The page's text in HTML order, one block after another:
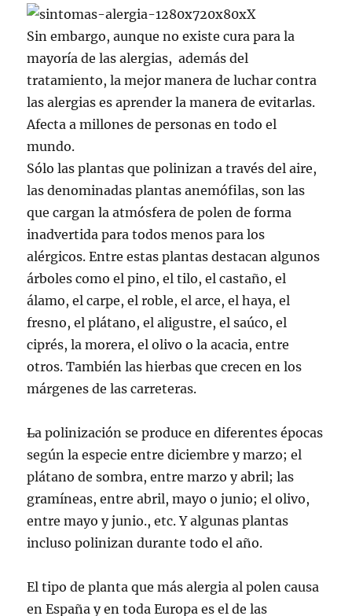
Sin embargo, aunque no existe cura para la
mayoría de las alergias, además del
tratamiento, la mejor manera de luchar contra
las alergias es aprender la manera de evitarlas.
Afecta a millones de personas en todo el
mundo.
Sólo las plantas que polinizan a través del aire,
las denominadas plantas anemófilas, son las
que cargan la atmósfera de polen de forma
inadvertida para todos menos para los
alérgicos. Entre estas plantas destacan algunos
árboles como el pino, el tilo, el castaño, el
álamo, el carpe, el roble, el arce, el haya, el
fresno, el plátano, el aligustre, el saúco, el
ciprés, la morera, el olivo o la acacia, entre
otros. También las hierbas que crecen en los
márgenes de las carreteras.
La polinización se produce en diferentes épocas
según la especie entre diciembre y marzo; el
plátano de sombra, entre marzo y abril; las
gramíneas, entre abril, mayo o junio; el olivo,
entre mayo y junio., etc. Y algunas plantas
incluso polinizan durante todo el año.
El tipo de planta que más alergia al polen causa
en España y en toda Europa es el de las